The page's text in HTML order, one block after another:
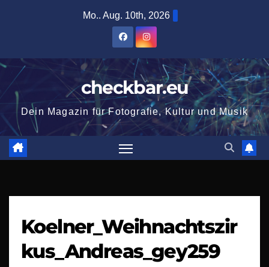
Mo.. Aug. 10th, 2026
checkbar.eu
Dein Magazin für Fotografie, Kultur und Musik
Koelner_Weihnachtszir
kus_Andreas_gey259